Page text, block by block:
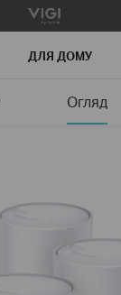
ДЛЯ ДОМУ
Огляд